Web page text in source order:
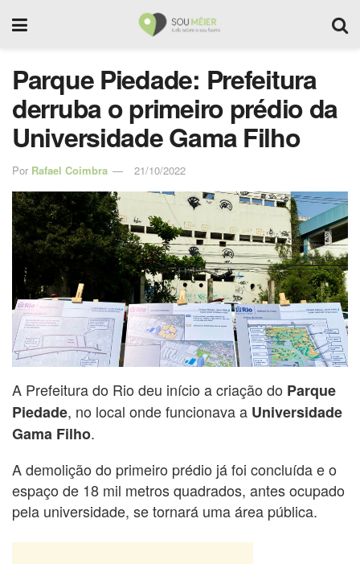
Parque Piedade: Prefeitura
derruba o primeiro prédio da
Universidade Gama Filho
Por Rafael Coimbra 21/10/2022
A Prefeitura do Rio deu início a criação do Parque
Piedade, no local onde funcionava a Universidade
Gama Filho.
A demolição do primeiro prédio já foi concluída e o
espaço de 18 mil metros quadrados, antes ocupado
pela universidade, se tornará uma área pública.